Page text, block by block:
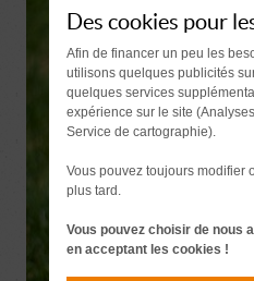
Des cookies pour
Afin de financer un peu les
utilisons quelques publicités
quelques services
expérience sur le site
Service de cartographie).
Vous pouvez toujours modifier
plus tard.
Vous pouvez choisir de nous
en acceptant les cookies !